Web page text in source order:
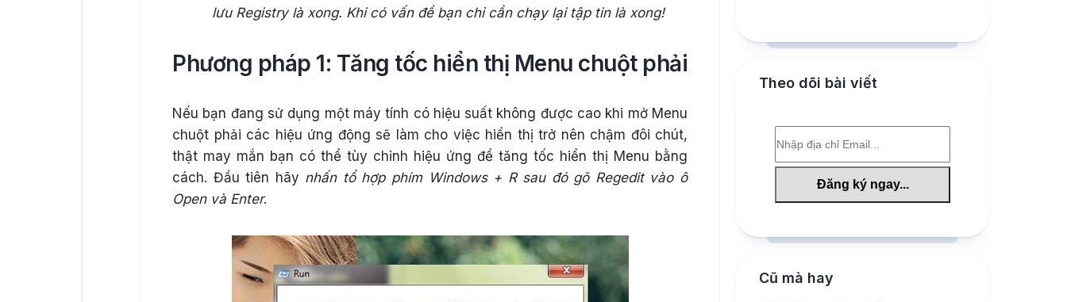
lưu Registry là xong. Khi có vấn đề bạn chỉ cần chạy lại tập tin là xong!
Phương pháp 1: Tăng tốc hiển thị Menu chuột phải
Nếu bạn đang sử dụng một máy tính có hiệu suất không được cao khi mở Menu
chuột phải các hiệu ứng động sẽ làm cho việc hiển thị trở nên chậm đôi chút,
thật may mắn bạn có thể tùy chỉnh hiệu ứng để tăng tốc hiển thị Menu bằng
cách. Đầu tiên hãy nhấn tổ hợp phím Windows + R sau đó gõ Regedit vào ô
Open và Enter.
Theo dõi bài viết
Cũ mà hay